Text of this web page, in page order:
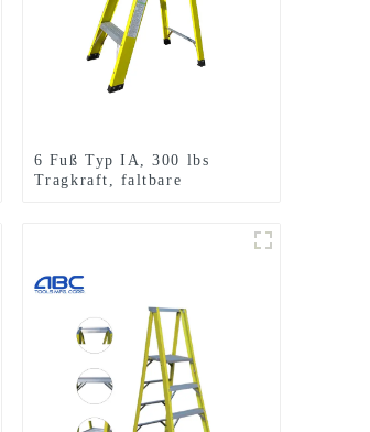
6 Fuß Typ IA, 300 lbs
Tragkraft, faltbare